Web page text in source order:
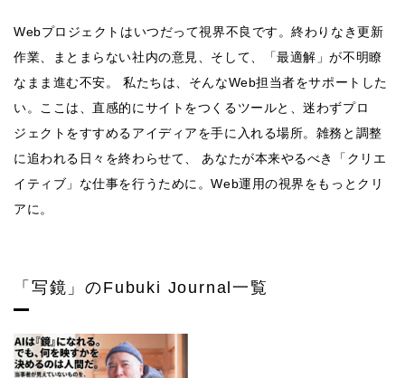
Webプロジェクトはいつだって視界不良です。終わりなき更新
作業、まとまらない社内の意見、そして、「最適解」が不明瞭
なまま進む不安。 私たちは、そんなWeb担当者をサポートした
い。ここは、直感的にサイトをつくるツールと、迷わずプロ
ジェクトをすすめるアイディアを手に入れる場所。雑務と調整
に追われる日々を終わらせて、 あなたが本来やるべき「クリエ
イティブ」な仕事を行うために。Web運用の視界をもっとクリ
アに。
「写鏡」のFubuki Journal一覧